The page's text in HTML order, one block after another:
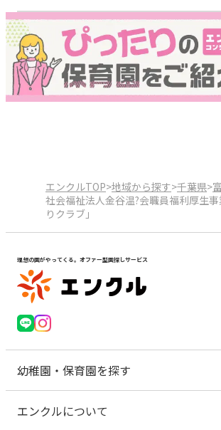
エンクルTOP>地域から探す>千葉県>
社会福祉法人金谷温?会職員福利厚生事
りクラブ」
理想の園がやってくる。オファー型園探しサービス
幼稚園・保育園を探す
エンクルについて